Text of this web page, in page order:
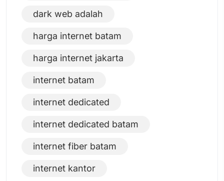
dark web adalah
harga internet batam
harga internet jakarta
internet batam
internet dedicated
internet dedicated batam
internet fiber batam
internet kantor